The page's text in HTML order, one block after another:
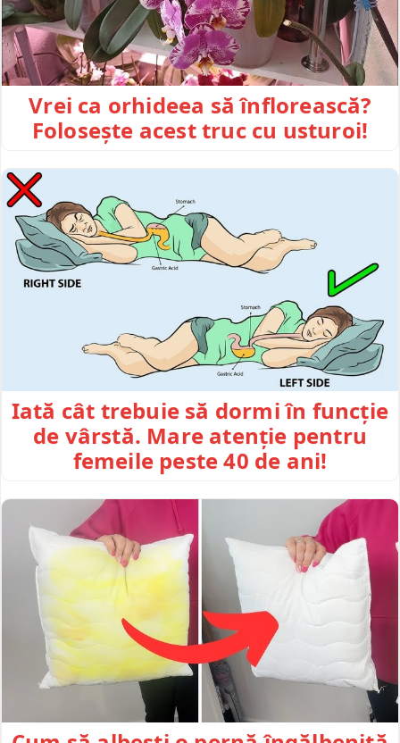
Vrei ca orhideea să înflorească?
Folosește acest truc cu usturoi!
Iată cât trebuie să dormi în funcție
de vârstă. Mare atenție pentru
femeile peste 40 de ani!